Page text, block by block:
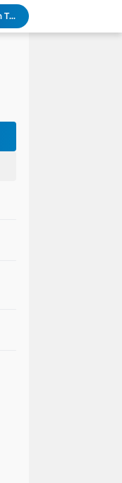
Gas Elpiji Subsidi Diduga Tak Sesuai SOP, Ibu Rumah tangga Keluhkan Tabung Bersiegel Rusak
Sei Beduk Berbenah! Proyek Drainase Senilai Rp32 Miliar Diharapkan Jadi Solusi Permanen Atasi Banjir
Prabowo kepada Pamong Praja Muda: Jadilah Pelayan Rakyat yang Jujur, Disiplin, dan Bebas Korupsi